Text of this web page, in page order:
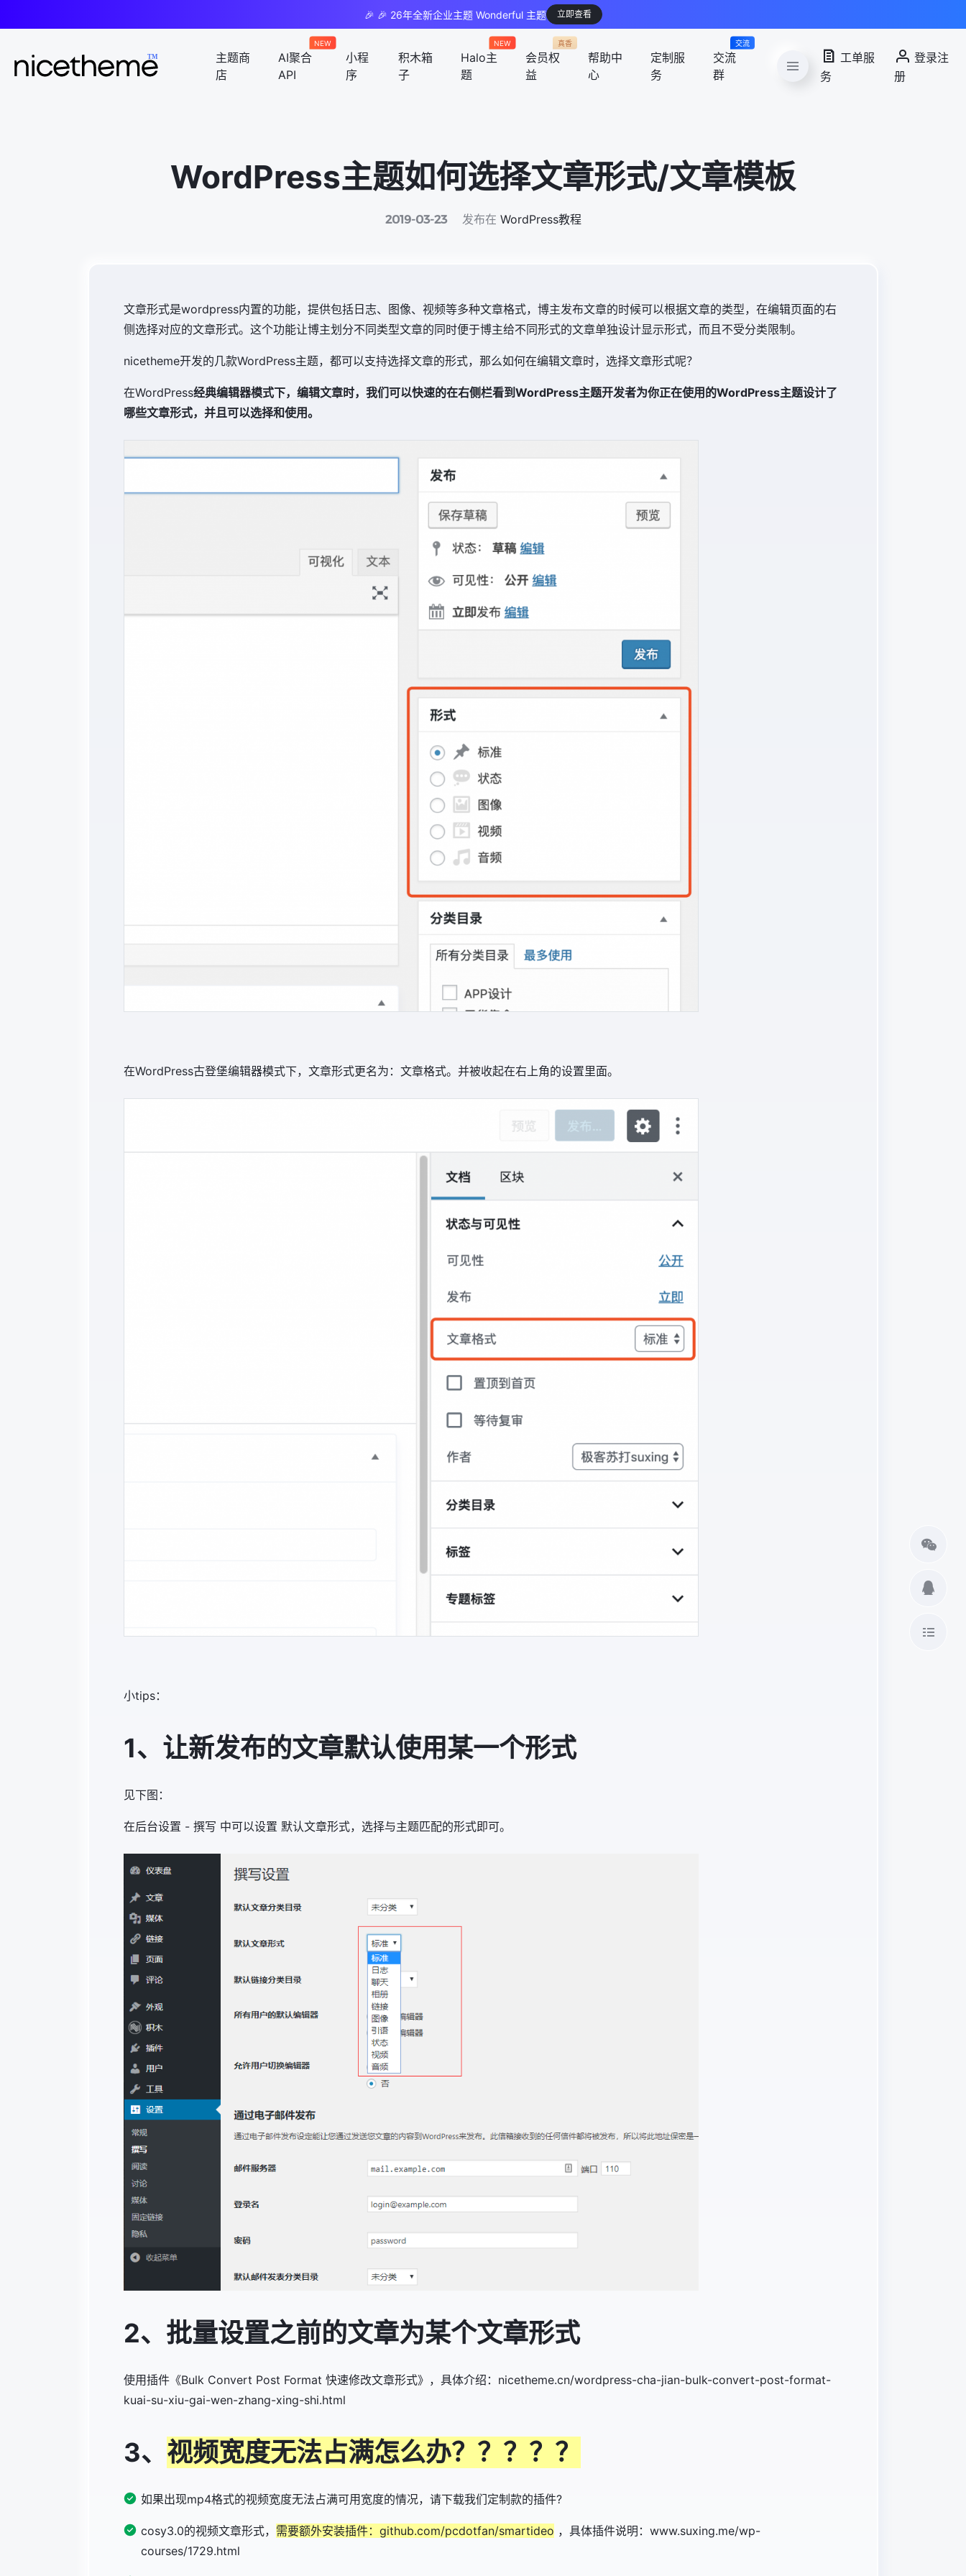
🎉 🎉 26年全新企业主题 Wonderful 主题 立即查看
主题商
店
AI聚合
API
NEW
小程
序
积木箱
子
Halo主
题
NEW
会员权
益
真香
帮助中
心
定制服
务
交流
群
交流
工单服
务
登录注
册
WordPress主题如何选择文章形式/文章模板
2019-03-23 发布在 WordPress教程
文章形式是wordpress内置的功能，提供包括日志、图像、视频等多种文章格式，博主发布文章的时候可以根据文章的类型，在编辑页面的右
侧选择对应的文章形式。这个功能让博主划分不同类型文章的同时便于博主给不同形式的文章单独设计显示形式，而且不受分类限制。
nicetheme开发的几款WordPress主题，都可以支持选择文章的形式，那么如何在编辑文章时，选择文章形式呢？
在WordPress经典编辑器模式下，编辑文章时，我们可以快速的在右侧栏看到WordPress主题开发者为你正在使用的WordPress主题设计了
哪些文章形式，并且可以选择和使用。
在WordPress古登堡编辑器模式下，文章形式更名为：文章格式。并被收起在右上角的设置里面。
小tips：
1、让新发布的文章默认使用某一个形式
见下图：
在后台设置 - 撰写 中可以设置 默认文章形式，选择与主题匹配的形式即可。
2、批量设置之前的文章为某个文章形式
使用插件《Bulk Convert Post Format 快速修改文章形式》，具体介绍：nicetheme.cn/wordpress-cha-jian-bulk-convert-post-format-
kuai-su-xiu-gai-wen-zhang-xing-shi.html
3、 视频宽度无法占满怎么办？？？？？
如果出现mp4格式的视频宽度无法占满可用宽度的情况，请下载我们定制款的插件?
cosy3.0的视频文章形式， 需要额外安装插件：github.com/pcdotfan/smartideo ，具体插件说明：www.suxing.me/wp-
courses/1729.html